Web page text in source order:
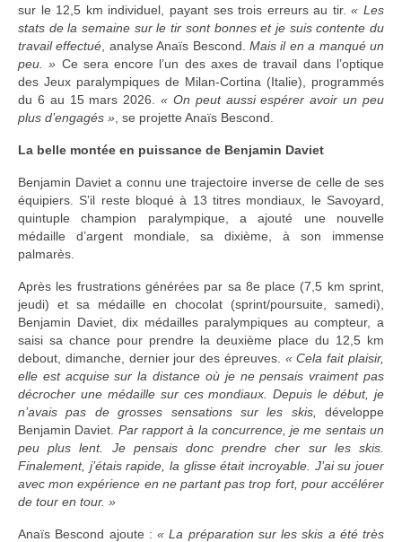
sur le 12,5 km individuel, payant ses trois erreurs au tir. « Les
stats de la semaine sur le tir sont bonnes et je suis contente du
travail effectué , analyse Anaïs Bescond.Mais il en a manqué un
peu. » Ce sera encore l’un des axes de travail dans l’optique
des Jeux paralympiques de Milan-Cortina (Italie), programmés
du 6 au 15 mars 2026.« On peut aussi espérer avoir un peu
plus d’engagés » , se projette Anaïs Bescond.
La belle montée en puissance de Benjamin Daviet
Benjamin Daviet a connu une trajectoire inverse de celle de ses
équipiers. S’il reste bloqué à 13 titres mondiaux, le Savoyard,
quintuple champion paralympique, a ajouté une nouvelle
médaille d’argent mondiale, sa dixième, à son immense
palmarès.
Après les frustrations générées par sa 8e place (7,5 km sprint,
jeudi) et sa médaille en chocolat (sprint/poursuite, samedi),
Benjamin Daviet, dix médailles paralympiques au compteur, a
saisi sa chance pour prendre la deuxième place du 12,5 km
debout, dimanche, dernier jour des épreuves. « Cela fait plaisir,
elle est acquise sur la distance où je ne pensais vraiment pas
décrocher une médaille sur ces mondiaux. Depuis le début, je
n’avais pas de grosses sensations sur les skis, développe
Benjamin Daviet. Par rapport à la concurrence, je me sentais un
peu plus lent. Je pensais donc prendre cher sur les skis.
Finalement, j’étais rapide, la glisse était incroyable. J’ai su jouer
avec mon expérience en ne partant pas trop fort, pour accélérer
de tour en tour. »
Anaïs Bescond ajoute : « La préparation sur les skis a été très